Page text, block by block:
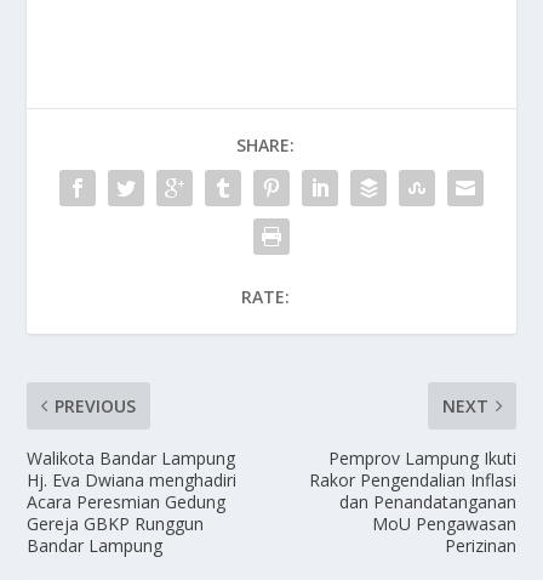
SHARE:
RATE:
PREVIOUS
Walikota Bandar Lampung
Hj. Eva Dwiana menghadiri
Acara Peresmian Gedung
Gereja GBKP Runggun
Bandar Lampung
NEXT
Pemprov Lampung Ikuti
Rakor Pengendalian Inflasi
dan Penandatanganan
MoU Pengawasan
Perizinan